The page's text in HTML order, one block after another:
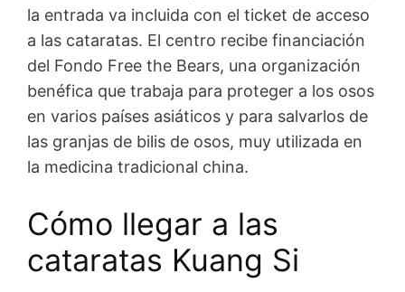
la entrada va incluida con el ticket de acceso
a las cataratas. El centro recibe financiación
del Fondo Free the Bears, una organización
benéfica que trabaja para proteger a los osos
en varios países asiáticos y para salvarlos de
las granjas de bilis de osos, muy utilizada en
la medicina tradicional china.
Cómo llegar a las
cataratas Kuang Si